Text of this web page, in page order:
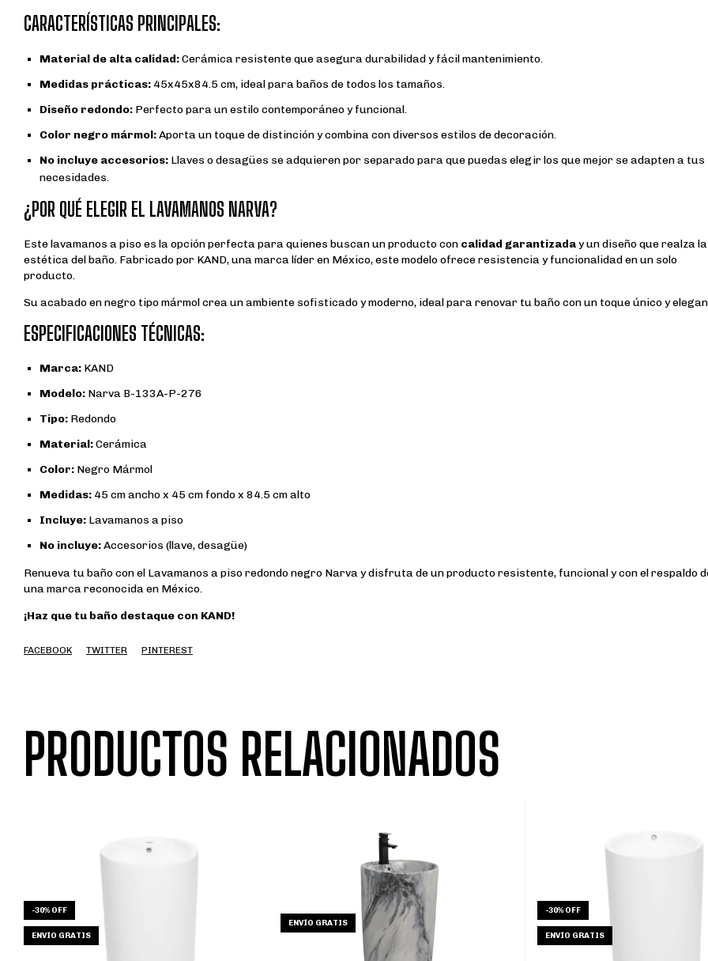
CARACTERÍSTICAS PRINCIPALES:
Material de alta calidad:Cerámica resistente que asegura durabilidad y fácil mantenimiento.
Medidas prácticas: 45x45x84.5 cm, ideal para baños de todos los tamaños.
Diseño redondo: Perfecto para un estilo contemporáneo y funcional.
Color negro mármol:Aporta un toque de distinción y combina con diversos estilos de decoración.
No incluye accesorios: Llaves o desagües se adquieren por separado para que puedas elegir los que mejor se adapten a tus
necesidades.
¿POR QUÉ ELEGIR EL LAVAMANOS NARVA?
Este lavamanos a piso es la opción perfecta para quienes buscan un producto con calidad garantizaday un diseño que realza la
estética del baño. Fabricado por KAND, una marca líder en México, este modelo ofrece resistencia y funcionalidad en un solo
producto.
Su acabado en negro tipo mármol crea un ambiente sofisticado y moderno, ideal para renovar tu baño con un toque único y
ESPECIFICACIONES TÉCNICAS:
Marca: KAND
Modelo: Narva B-133A-P-276
Tipo: Redondo
Material:Cerámica
Color: Negro Mármol
Medidas: 45 cm ancho x 45 cm fondo x 84.5 cm alto
Incluye: Lavamanos a piso
No incluye:Accesorios (llave, desagüe)
Renueva tu baño con el Lavamanos a piso redondo negro Narva y disfruta de un producto resistente, funcional y con el respaldo
una marca reconocida en México.
¡Haz que tu baño destaque con KAND!
FACEBOOK TWITTER PINTEREST
PRODUCTOS RELACIONADOS
-30% OFF
ENVÍO GRATIS
ENVÍO GRATIS
-30% OFF
ENVÍO GRATIS